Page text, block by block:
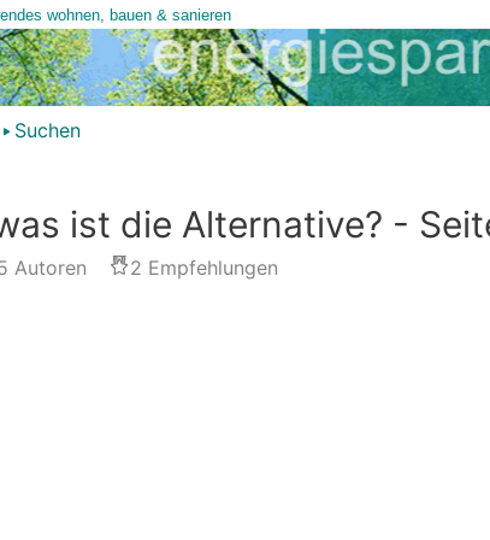
Suchen
ist die Alternative? -
Autoren 2 Empfehlungen